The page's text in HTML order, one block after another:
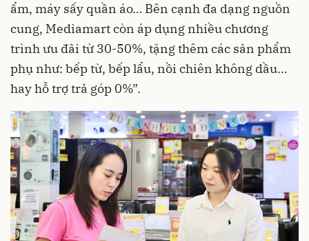
ẩm, máy sấy quần áo… Bên cạnh đa dạng nguồn
cung, Mediamart còn áp dụng nhiều chương
trình ưu đãi từ 30-50%, tặng thêm các sản phẩm
phụ như: bếp từ, bếp lẩu, nồi chiên không dầu…
hay hỗ trợ trả góp 0%”.